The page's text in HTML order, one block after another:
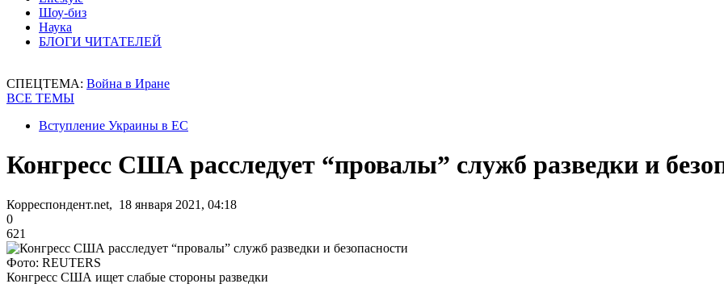
Шоу-биз
Наука
БЛОГИ ЧИТАТЕЛЕЙ
СПЕЦТЕМА: Война в Иране
ВСЕ ТЕМЫ
Вступление Украины в ЕС
Конгресс США расследует “провалы” служб разведки и
Корреспондент.net, 18 января 2021, 04:18
0
621
Фото: REUTERS
Конгресс США ищет слабые стороны разведки